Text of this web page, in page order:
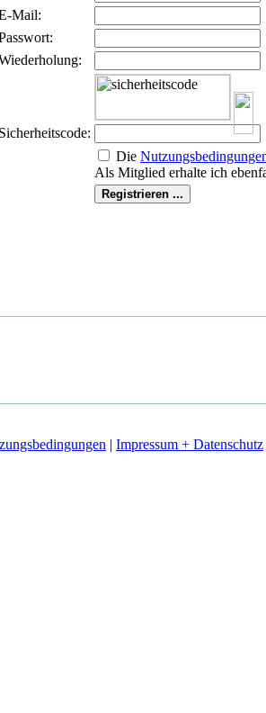
Mail:
Sicherheitscode:
Die
Als Mitglied erhalte ich
| Impressum + Datenschutz